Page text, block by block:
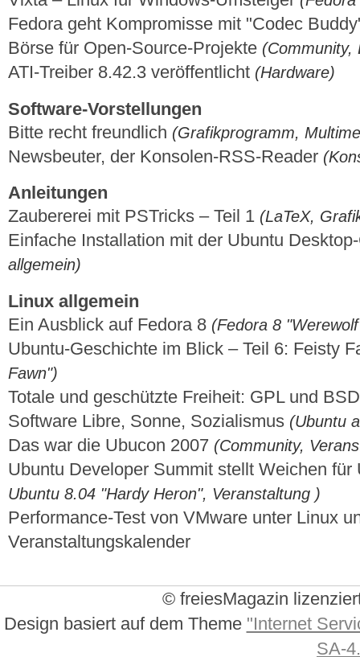
Fedora geht Kompromisse mit "Codec
Börse für Open-Source-Projekte (Community,
ATI-Treiber 8.42.3 veröffentlicht (Hardware)
Software-Vorstellungen
Bitte recht freundlich (Grafikprogramm,
Newsbeuter, der Konsolen-RSS-Reader
Anleitungen
Zaubererei mit PSTricks – Teil 1 (LaTeX,
Einfache Installation mit der Ubuntu
allgemein)
Linux allgemein
Ein Ausblick auf Fedora 8 (Fedora 8
Ubuntu-Geschichte im Blick – Teil 6: Feisty
Fawn")
Totale und geschützte Freiheit: GPL und
Software Libre, Sonne, Sozialismus (Ubuntu
Das war die Ubucon 2007 (Community,
Ubuntu Developer Summit stellt Weichen
Ubuntu 8.04 "Hardy Heron", Veranstaltung )
Performance-Test von VMware unter Linux
Veranstaltungskalender
© freiesMagazin
Design basiert auf dem Theme "Internet
SA-